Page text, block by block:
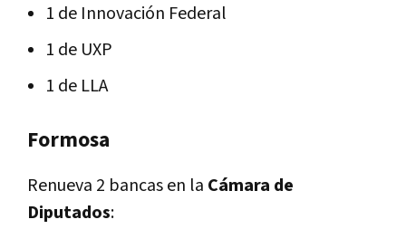
1 de Innovación Federal
1 de UXP
1 de LLA
Formosa
Renueva 2 bancas en la Cámara de
Diputados: